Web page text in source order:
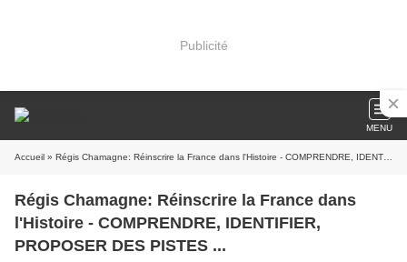
Publicité
MENU
Accueil » Régis Chamagne: Réinscrire la France dans l'Histoire - COMPRENDRE, IDENTIFIER, PROPOSER DES PISTES ...
Régis Chamagne: Réinscrire la France dans
l'Histoire - COMPRENDRE, IDENTIFIER,
PROPOSER DES PISTES ...